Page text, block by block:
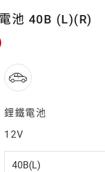
池 40B (L)(R)
鋰鐵電池
12V